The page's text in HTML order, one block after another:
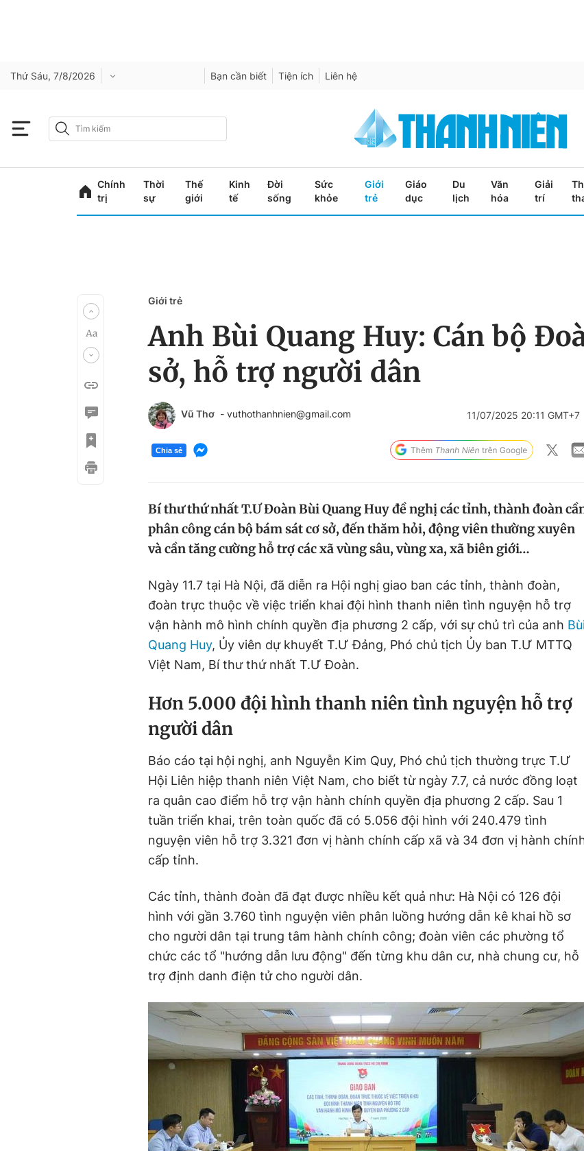
Thứ Sáu, 7/8/2026 Bạn cần biết Tiện ích Liên hệ
Chính
trị
Thời
sự
Thế
giới
Kinh
tế
Đời
sống
Sức
khỏe
Giới
trẻ
Giáo
dục
Du
lịch
Văn
hóa
Giải
trí
Giới trẻ
Anh Bùi Quang Huy: Cán bộ
sở, hỗ trợ người dân
Vũ Thơ - vuthothanhnien@gmail.com 11/07/2025 20:11 GMT+7
Chia sẻ
Bí thư thứ nhất T.Ư Đoàn Bùi Quang Huy đề nghị các tỉnh, thành đoàn
phân công cán bộ bám sát cơ sở, đến thăm hỏi, động viên thường xuyên
và cần tăng cường hỗ trợ các xã vùng sâu, vùng xa, xã biên giới…
Ngày 11.7 tại Hà Nội, đã diễn ra Hội nghị giao ban các tỉnh, thành đoàn,
đoàn trực thuộc về việc triển khai đội hình thanh niên tình nguyện hỗ trợ
vận hành mô hình chính quyền địa phương 2 cấp, với sự chủ trì của anh
Quang Huy, Ủy viên dự khuyết T.Ư Đảng, Phó chủ tịch Ủy ban T.Ư MTTQ
Việt Nam, Bí thư thứ nhất T.Ư Đoàn.
Hơn 5.000 đội hình thanh niên tình nguyện hỗ trợ
người dân
Báo cáo tại hội nghị, anh Nguyễn Kim Quy, Phó chủ tịch thường trực T.Ư
Hội Liên hiệp thanh niên Việt Nam, cho biết từ ngày 7.7, cả nước đồng loạt
ra quân cao điểm hỗ trợ vận hành chính quyền địa phương 2 cấp. Sau 1
tuần triển khai, trên toàn quốc đã có 5.056 đội hình với 240.479 tình
nguyện viên hỗ trợ 3.321 đơn vị hành chính cấp xã và 34 đơn vị hành
cấp tỉnh.
Các tỉnh, thành đoàn đã đạt được nhiều kết quả như: Hà Nội có 126 đội
hình với gần 3.760 tình nguyện viên phân luồng hướng dẫn kê khai hồ sơ
cho người dân tại trung tâm hành chính công; đoàn viên các phường tổ
chức các tổ "hướng dẫn lưu động" đến từng khu dân cư, nhà chung cư, hỗ
trợ định danh điện tử cho người dân.